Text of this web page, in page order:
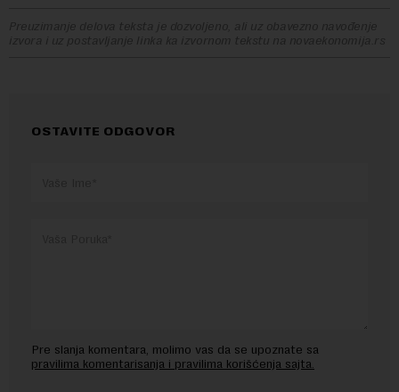
Preuzimanje delova teksta je dozvoljeno, ali uz obavezno navođenje
izvora i uz postavljanje linka ka izvornom tekstu na novaekonomija.rs
OSTAVITE ODGOVOR
Pre slanja komentara, molimo vas da se upoznate sa
pravilima komentarisanja i pravilima korišćenja sajta.